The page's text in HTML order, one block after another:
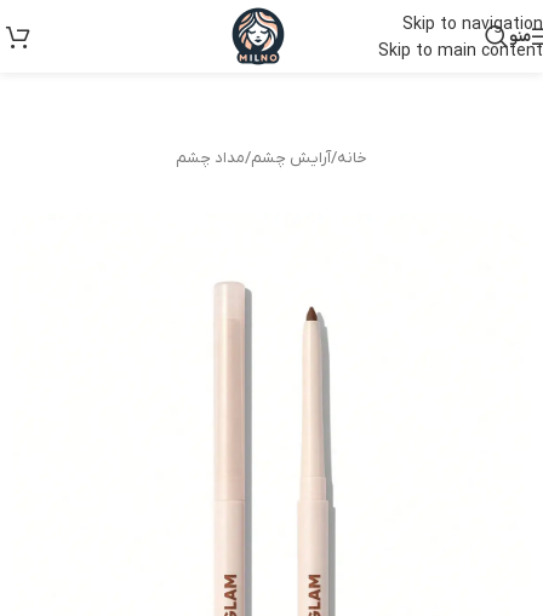
Skip to navigation
Skip to main content
منو
خانه/آرایش چشم/مداد چشم